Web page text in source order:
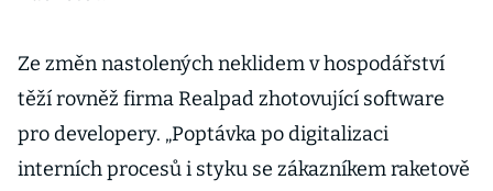
Ze změn nastolených neklidem v hospodářství
těží rovněž firma Realpad zhotovující software
pro developery. „Poptávka po digitalizaci
interních procesů i styku se zákazníkem raketově